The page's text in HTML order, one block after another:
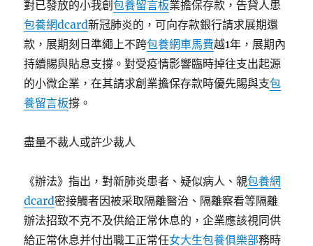
對已發放的小我創包養留言板業擔保存款，告貸人患
包養網dcard新冠肺炎的，可向存款銀行請求展期還
款，展期刻日準繩上不跨包養網車馬費越1年，展期內
持續賜與貼息支撐。對受疫情影響臨時掉往支出起源
的小微企業，在其請求創業擔保存款時優先賜與支包
養留言板撐。
盡量不裁人或許少裁人
《辦法》指出，對新肺炎患者、疑似病人、親包養網
dcard密接觸者因被采取隔離醫治、隔離察看等隔離
辦法招致不克不及供給正常休息的，企業應該視同供
給正常休息并付出職工正常任女大生包養俱樂部務時